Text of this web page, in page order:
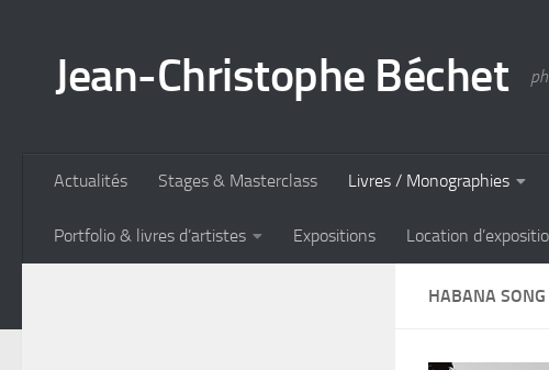
Jean-Christophe Béchet
Actualités Stages & Masterclass Livres / Monographies
Portfolio & livres d’artistes Expositions Location
HABANA